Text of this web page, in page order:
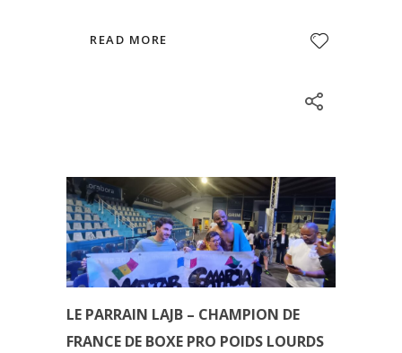
READ MORE
LE PARRAIN LAJB – CHAMPION DE
FRANCE DE BOXE PRO POIDS LOURDS